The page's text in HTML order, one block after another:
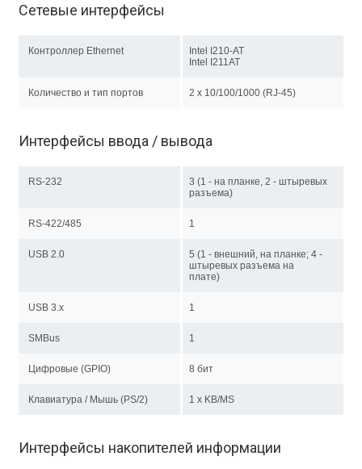
Сетевые интерфейсы
Контроллер Ethernet
Intel I210-AT
Intel I211AT
Количество и тип портов 2 х 10/100/1000 (RJ-45)
Интерфейсы ввода / вывода
RS-232
3 (1 - на планке, 2 - штыревых
разъема)
RS-422/485 1
USB 2.0
5 (1 - внешний, на планке; 4 -
штыревых разъема на
плате)
USB 3.x 1
SMBus 1
Цифровые (GPIO) 8 бит
Клавиатура / Мышь (PS/2) 1 x KB/MS
Интерфейсы накопителей информации